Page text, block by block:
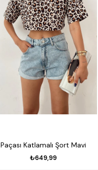
Paçası Katlamalı Şort Mavi
₺649,99